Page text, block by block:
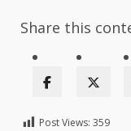
Share this
Post Views: 359